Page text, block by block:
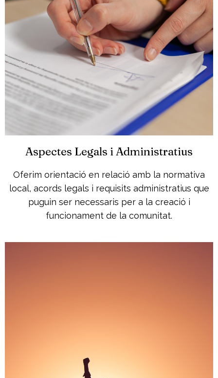
Aspectes Legals i Administratius
Oferim orientació en relació amb la normativa
local, acords legals i requisits administratius que
puguin ser necessaris per a la creació i
funcionament de la comunitat.